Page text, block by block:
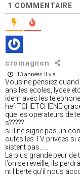
1 COMMENTAIRE
cromagnon
13 années il y a
Vous ne pensiez
ans les ecoles, lycee
idem avec les
hef TCHETCHENE
que les operateurs de
s?????
si il ne signe pas un
outes les TV privées si
xistent pas……
La plus grande peur
l’on se reveille, ils
nt liberte qu’il nous